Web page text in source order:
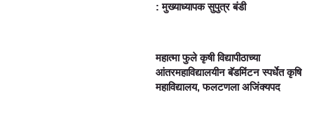
: मुख्याध्यापक सुपुत्र बंडी
महात्मा फुले कृषी विद्यापीठाच्या
आंतरमहाविद्यालयीन बॅडमिंटन स्पर्धेत कृषि
महाविद्यालय, फलटणला अजिंक्यपद